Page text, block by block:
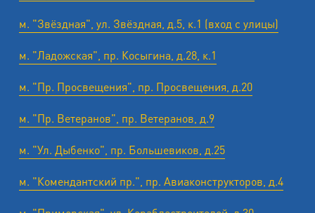
м. "Звёздная", ул. Звёздная, д.5, к.1 (вход с улицы)
м. "Ладожская", пр. Косыгина, д.28, к.1
м. "Пр. Просвещения", пр. Просвещения, д.20
м. "Пр. Ветеранов", пр. Ветеранов, д.9
м. "Ул. Дыбенко", пр. Большевиков, д.25
м. "Комендантский пр.", пр. Авиаконструкторов, д.4